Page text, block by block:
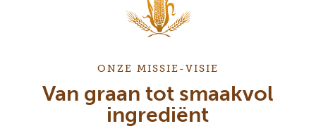
ONZE MISSIE-VISIE
Van graan tot smaakvol
ingrediënt